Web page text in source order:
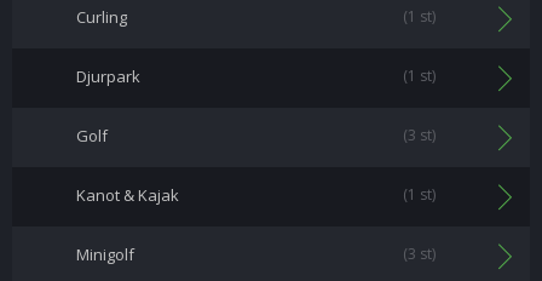
Curling (1 st)
Djurpark (1 st)
Golf (3 st)
Kanot & Kajak (1 st)
Minigolf (3 st)